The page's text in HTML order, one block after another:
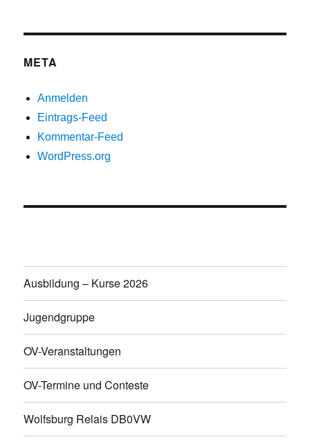
META
Anmelden
Eintrags-Feed
Kommentar-Feed
WordPress.org
Ausbildung – Kurse 2026
Jugendgruppe
OV-Veranstaltungen
OV-Termine und Conteste
Wolfsburg Relais DB0VW